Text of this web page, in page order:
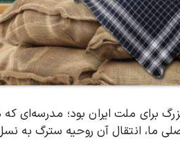
برای ملت ایران بود؛ مدرسه‌ای که
ما، انتقال آن روحیه سترگ به